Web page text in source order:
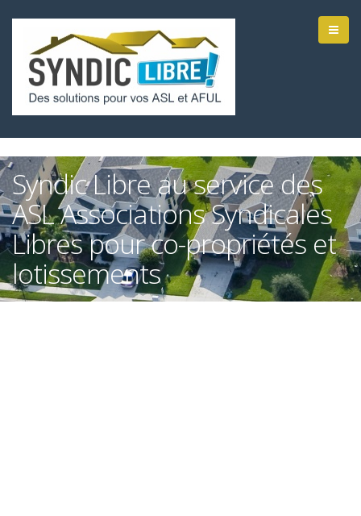
Syndic Libre au service des
ASL Associations Syndicales
Libres pour co-propriétés et
lotissements